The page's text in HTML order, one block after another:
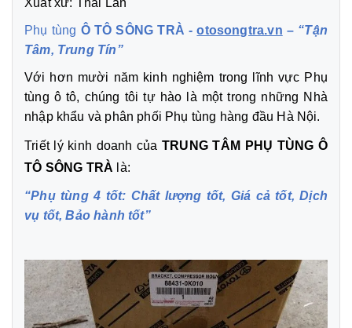
Xuất xứ: Thái Lan
Phụ tùng Ô TÔ SÔNG TRÀ -otosongtra.vn – “Tận
Tâm, Trung Tín”
Với hơn mười năm kinh nghiệm trong lĩnh vực Phụ
tùng ô tô, chúng tôi tự hào là một trong những Nhà
nhập khẩu và phân phối Phụ tùng hàng đầu Hà Nội.
Triết lý kinh doanh củaTRUNG TÂM PHỤ TÙNG Ô
TÔ SÔNG TRÀ là:
“Phụ tùng 4 tốt: Chất lượng tốt, Giá cả tốt, Dịch
vụ tốt, Bảo hành tốt”